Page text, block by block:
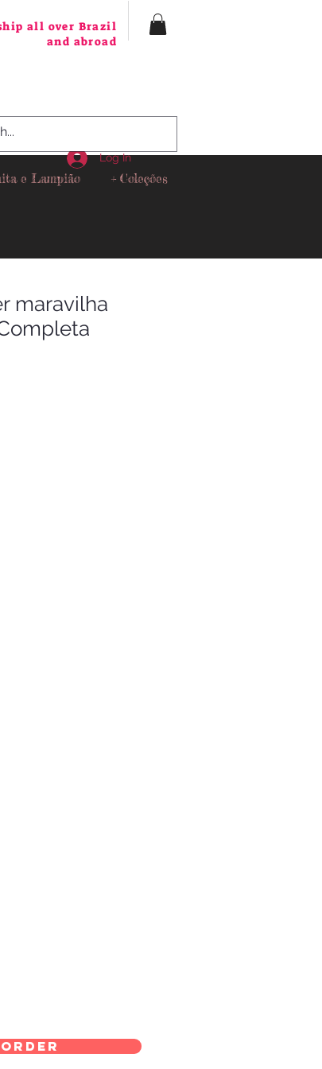
all over Brazil
and abroad
e Lampião + Coleções
Log In
maravilha
order